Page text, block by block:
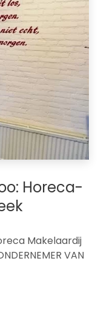
Horeca-
Makelaardij
VAN